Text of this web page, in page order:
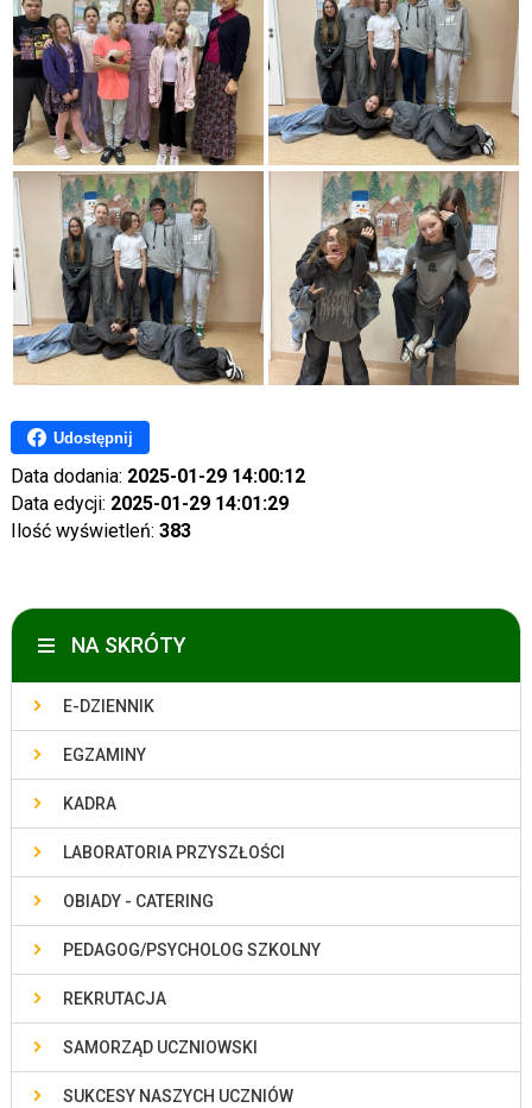
Udostępnij
Data dodania: 2025-01-29 14:00:12
Data edycji: 2025-01-29 14:01:29
Ilość wyświetleń: 383
NA SKRÓTY
E-DZIENNIK
EGZAMINY
KADRA
LABORATORIA PRZYSZŁOŚCI
OBIADY - CATERING
PEDAGOG/PSYCHOLOG SZKOLNY
REKRUTACJA
SAMORZĄD UCZNIOWSKI
SUKCESY NASZYCH UCZNIÓW